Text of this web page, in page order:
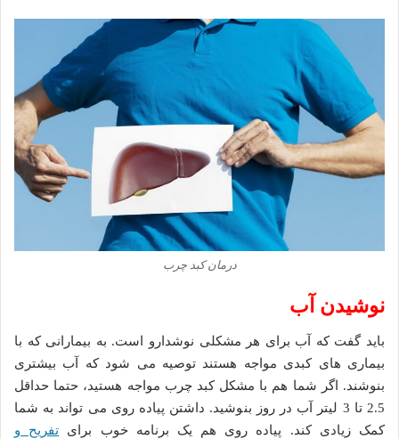
درمان کبد چرب
نوشیدن آب
باید گفت که آب برای هر مشکلی نوشدارو است. به بیمارانی که با
بیماری های کبدی مواجه هستند توصیه می شود که آب بیشتری
بنوشند. اگر شما هم با مشکل کبد چرب مواجه هستید، حتما حداقل
2.5 تا 3 لیتر آب در روز بنوشید. داشتن پیاده روی می تواند به شما
کمک زیادی کند. پیاده روی هم یک برنامه خوب برای تفریح و